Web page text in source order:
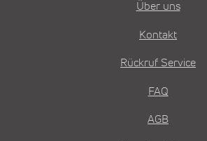
Über uns
Kontakt
Rückruf Service
FAQ
AGB